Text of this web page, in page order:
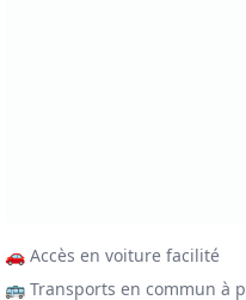
🚗 Accès en voiture facilité
🚌 Transports en commun à